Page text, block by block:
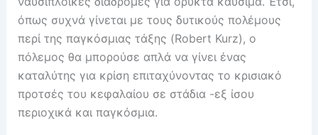
όπως συχνά γίνεται με τους δυτικούς πολέμους
περί της παγκόσμιας τάξης (Robert Kurz), ο
πόλεμος θα μπορούσε απλά να γίνει ένας
καταλύτης για κρίση επιταχύνοντας το κρισιακό
προτσές του κεφαλαίου σε στάδια -εξ ίσου
περιοχικά και παγκόσμια.